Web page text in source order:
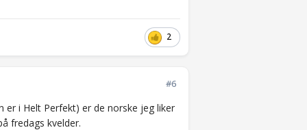
2
#6
er i Helt Perfekt) er de norske jeg liker
fredags kvelder.